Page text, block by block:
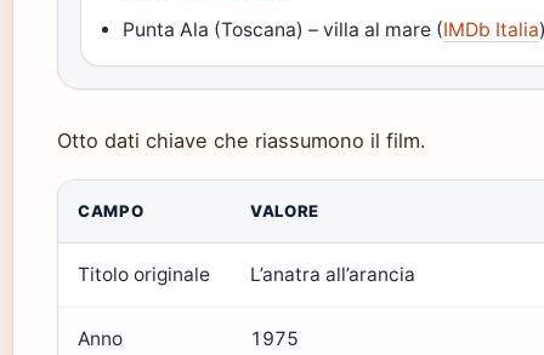
Punta Ala (Toscana) – villa al mare (IMDb Italia
Otto dati chiave che riassumono il film.
CAMPO VALORE
Titolo originale L’anatra all’arancia
Anno 1975